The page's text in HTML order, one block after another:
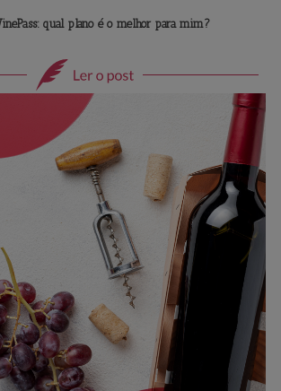
qual plano é o melhor para mim?